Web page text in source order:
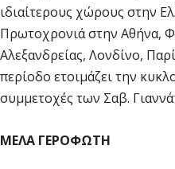
ιδιαίτερους χώρους στην
Πρωτοχρονιά στην Αθήνα,
Αλεξανδρείας, Λονδίνο,
περίοδο ετοιμάζει την
συμμετοχές των Σαβ.
ΜΕΛΑ ΓΕΡΟΦΩΤΗ